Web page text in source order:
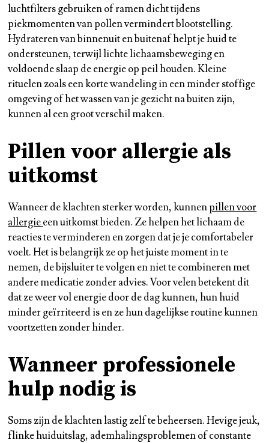
luchtfilters gebruiken of ramen dicht tijdens
piekmomenten van pollen vermindert blootstelling.
Hydrateren van binnenuit en buitenaf helpt je huid te
ondersteunen, terwijl lichte lichaamsbeweging en
voldoende slaap de energie op peil houden. Kleine
rituelen zoals een korte wandeling in een minder stoffige
omgeving of het wassen van je gezicht na buiten zijn,
kunnen al een groot verschil maken.
Pillen voor allergie als
uitkomst
Wanneer de klachten sterker worden, kunnenpillen voor
allergieeen uitkomst bieden. Ze helpen het lichaam de
reacties te verminderen en zorgen dat je je comfortabeler
voelt. Het is belangrijk ze op het juiste moment in te
nemen, de bijsluiter te volgen en niet te combineren met
andere medicatie zonder advies. Voor velen betekent dit
dat ze weer vol energie door de dag kunnen, hun huid
minder geïrriteerd is en ze hun dagelijkse routine kunnen
voortzetten zonder hinder.
Wanneer professionele
hulp nodig is
Soms zijn de klachten lastig zelf te beheersen. Hevige jeuk,
flinke huiduitslag, ademhalingsproblemen of constante